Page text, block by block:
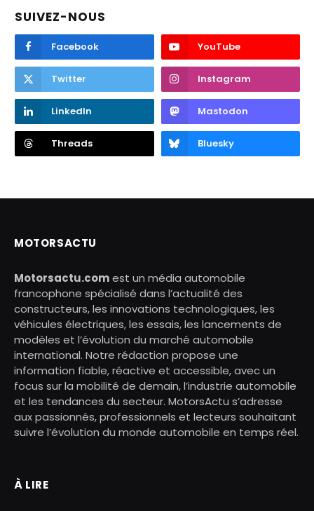
SUIVEZ-NOUS
Facebook YouTube
Twitter Instagram
LinkedIn Mastodon
Threads Bluesky
MOTORSACTU
Motorsactu.comest un média automobile
francophone spécialisé dans l’actualité des
constructeurs, les innovations technologiques, les
véhicules électriques, les essais, les lancements de
modèles et l’évolution du marché automobile
international. Notre rédaction propose une
information fiable, réactive et accessible, avec un
focus sur la mobilité de demain, l’industrie automobile
et les tendances du secteur. MotorsActu s’adresse
aux passionnés, professionnels et lecteurs souhaitant
suivre l’évolution du monde automobile en temps réel.
À LIRE